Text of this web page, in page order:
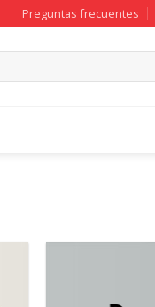
Preguntas frecuentes